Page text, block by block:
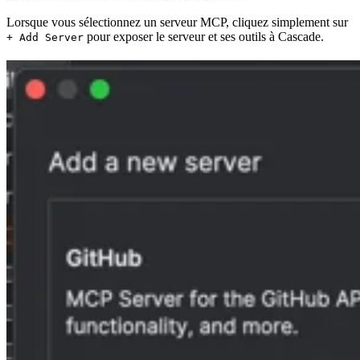
Lorsque vous sélectionnez un serveur MCP, cliquez simplement sur
+ Add Server pour exposer le serveur et ses outils à Cascade.